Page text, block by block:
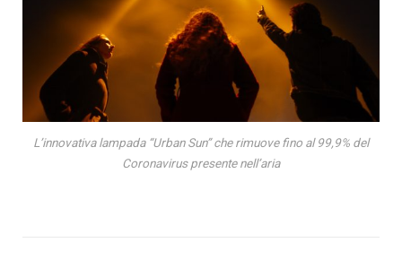
L’innovativa lampada “Urban Sun” che rimuove fino al 99,9% del
Coronavirus presente nell’aria